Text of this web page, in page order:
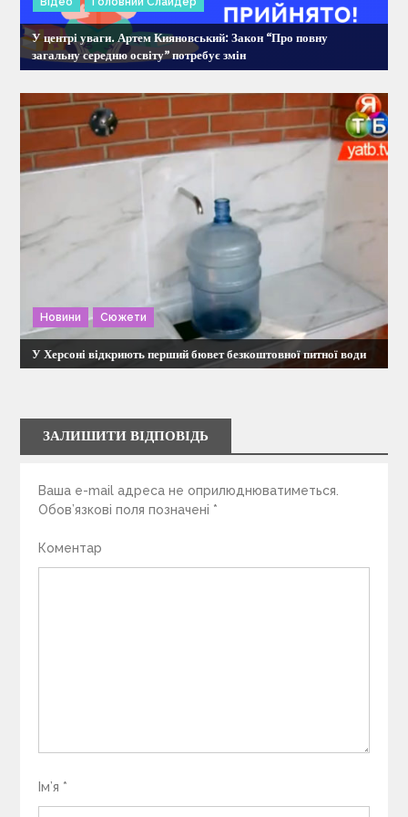
У центрі уваги. Артем Кияновський: Закон “Про повну
загальну середню освіту” потребує змін
Новини Сюжети
У Херсоні відкриють перший бювет безкоштовної питної води
ЗАЛИШИТИ ВІДПОВІДЬ
Ваша e-mail адреса не оприлюднюватиметься.
Обов’язкові поля позначені *
Коментар
Ім’я *